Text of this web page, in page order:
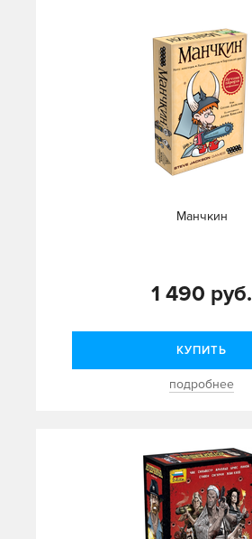
Манчкин
1 490 руб.
КУПИТЬ
подробнее